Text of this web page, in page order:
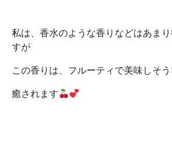
私は、香水のような香りなどはあま
すが
この香りは、フルーティで美味しそ
癒されます